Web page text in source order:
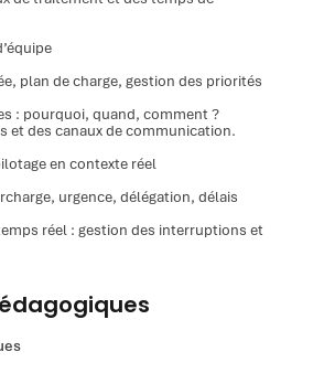
plan de charge, gestion des priorités
: pourquoi, quand, comment ?
et des canaux de communication.
en contexte réel
urgence, délégation, délais
réel : gestion des interruptions et